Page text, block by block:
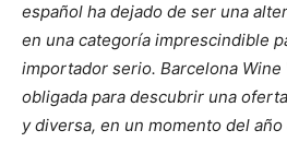
español ha dejado de ser una
en una categoría imprescindible
importador serio. Barcelona Wine
obligada para descubrir una
y diversa, en un momento del